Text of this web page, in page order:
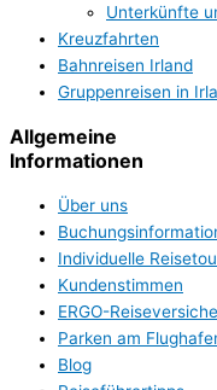
Unterkünfte
Kreuzfahrten
Bahnreisen Irland
Gruppenreisen in
Allgemeine
Informationen
Über uns
Individuelle
Kundenstimmen
ERGO-
Parken am
Blog